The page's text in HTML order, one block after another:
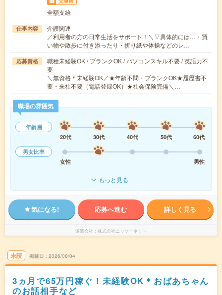
全額支給
仕事内容
介護関連
／利用者の方の日常生活をサポート！＼▽具体的には…・買
い物や散歩に付き添ったり・折り紙や体操などのレ…
応募資格
職種未経験OK / ブランクOK / パソコンスキル不要 / 英語力不
要
＼無資格＊未経験OK／★年齢不問・ブランクOK★履歴書不
要・来社不要（電話登録OK）★社会保険完備＼…
職場の雰囲気
年齢層
20代
30代 40代 50代
60代
男女比率
女性
男性
もっと見る
気になる! 応募へ進む 詳しく見る
派遣会社 株式会社ニッソーネット
未読 掲載日 2026/08/04
3ヵ月で65万円稼ぐ！未経験OK＊おばあちゃん
のお話相手など